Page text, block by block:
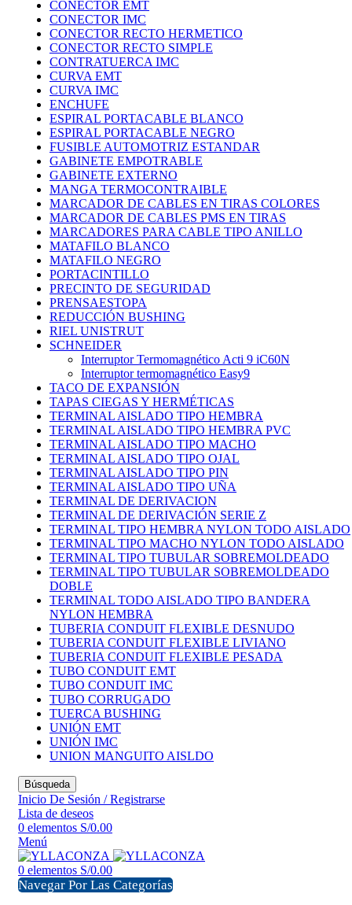
CONECTOR EMT
CONECTOR IMC
CONECTOR RECTO HERMETICO
CONECTOR RECTO SIMPLE
CONTRATUERCA IMC
CURVA EMT
CURVA IMC
ENCHUFE
ESPIRAL PORTACABLE BLANCO
ESPIRAL PORTACABLE NEGRO
FUSIBLE AUTOMOTRIZ ESTANDAR
GABINETE EMPOTRABLE
GABINETE EXTERNO
MANGA TERMOCONTRAIBLE
MARCADOR DE CABLES EN TIRAS COLORES
MARCADOR DE CABLES PMS EN TIRAS
MARCADORES PARA CABLE TIPO ANILLO
MATAFILO BLANCO
MATAFILO NEGRO
PORTACINTILLO
PRECINTO DE SEGURIDAD
PRENSAESTOPA
REDUCCIÓN BUSHING
RIEL UNISTRUT
SCHNEIDER
Interruptor Termomagnético Acti 9 iC60N
Interruptor termomagnético Easy9
TACO DE EXPANSIÓN
TAPAS CIEGAS Y HERMÉTICAS
TERMINAL AISLADO TIPO HEMBRA
TERMINAL AISLADO TIPO HEMBRA PVC
TERMINAL AISLADO TIPO MACHO
TERMINAL AISLADO TIPO OJAL
TERMINAL AISLADO TIPO PIN
TERMINAL AISLADO TIPO UÑA
TERMINAL DE DERIVACION
TERMINAL DE DERIVACIÓN SERIE Z
TERMINAL TIPO HEMBRA NYLON TODO AISLADO
TERMINAL TIPO MACHO NYLON TODO AISLADO
TERMINAL TIPO TUBULAR SOBREMOLDEADO
TERMINAL TIPO TUBULAR SOBREMOLDEADO
DOBLE
TERMINAL TODO AISLADO TIPO BANDERA
NYLON HEMBRA
TUBERIA CONDUIT FLEXIBLE DESNUDO
TUBERIA CONDUIT FLEXIBLE LIVIANO
TUBERIA CONDUIT FLEXIBLE PESADA
TUBO CONDUIT EMT
TUBO CONDUIT IMC
TUBO CORRUGADO
TUERCA BUSHING
UNIÓN EMT
UNIÓN IMC
UNION MANGUITO AISLDO
Búsqueda
Inicio De Sesión / Registrarse
Lista de deseos
0 elementos S/0.00
Menú
0 elementos S/0.00
Navegar Por Las Categorías